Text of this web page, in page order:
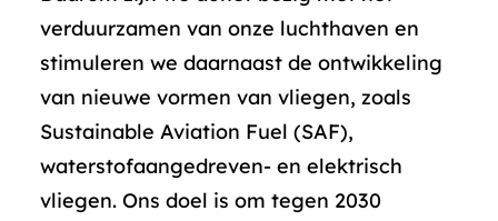
verduurzamen van onze luchthaven en
stimuleren we daarnaast de ontwikkeling
van nieuwe vormen van vliegen, zoals
Sustainable Aviation Fuel (SAF),
waterstofaangedreven- en elektrisch
vliegen. Ons doel is om tegen 2030